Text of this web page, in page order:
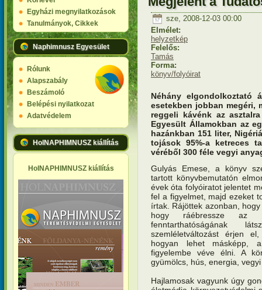
Egyházi megnyilatkozások
Tanulmányok, Cikkek
Naphimnusz Egyesület
Rólunk
Alapszabály
Beszámoló
Belépési nyilatkozat
Adatvédelem
HolNAPHIMNUSZ kiállítás
HolNAPHIMNUSZ kiállítás
sze, 2008-12-03 00:00
Elmélet:
helyzetkép
Felelős:
Tamás
Forma:
könyv/folyóirat
Néhány elgondolkoztató
esetekben jobban megéri,
reggeli kávénk az
Egyesült Államokban az
hazánkban 151 liter,
tojások 95%-a ketreces
véréből 300 féle vegyi
Gulyás Emese, a könyv
tartott könyvbemutatón
évek óta folyóiratot jelentet
fel a figyelmet, majd ezeket
írtak. Rájöttek azonban,
hogy ráébressze az
fenntarthatóságának
szemléletváltozást érjen
hogyan lehet másképp, a
figyelembe véve élni. A
gyümölcs, hús, energia,
Hajlamosak vagyunk úgy